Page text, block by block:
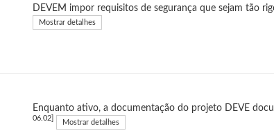
DEVEM impor requisitos de segurança que sejam tão
Mostrar detalhes
Enquanto ativo, a documentação do projeto DEVE
06.02] Mostrar detalhes